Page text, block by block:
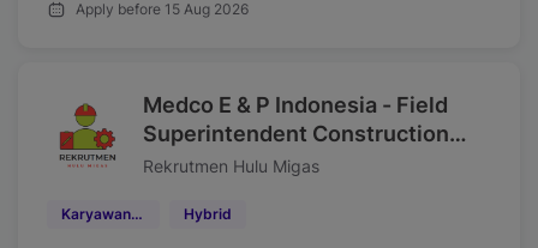
Apply before 15 Aug 2026
Medco E & P Indonesia - Field
Superintendent Construction
(TPC)
Rekrutmen Hulu Migas
Karyawan Kontrak Hybrid